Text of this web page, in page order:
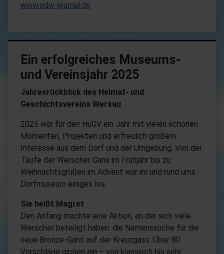
www.odw-journal.de
Ein erfolgreiches Museums-
und Vereinsjahr 2025
Jahresrückblick des Heimat- und
Geschichtsvereins Wersau
2025 war für den HuGV ein Jahr mit vielen schönen
Momenten, Projekten und erfreulich großem
Interesse aus dem Dorf und der Umgebung. Von der
Taufe der Werscher Gans im Frühjahr bis zu
Weihnachtsgrüßen im Advent war im und rund ums
Dorfmuseum einiges los.
Sie heißt Magret
Den Anfang machte eine Aktion, an der sich viele
Werscher beteiligt haben: die Namenssuche für die
neue Bronze-Gans auf der Kreuzgass. Über 80
Vorschläge gingen ein – von klassisch bis sehr